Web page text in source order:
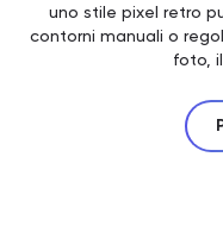
uno stile pixel retro
contorni manuali o
foto,